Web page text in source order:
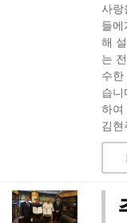
사랑
들
해
는
수
습
하여
김현